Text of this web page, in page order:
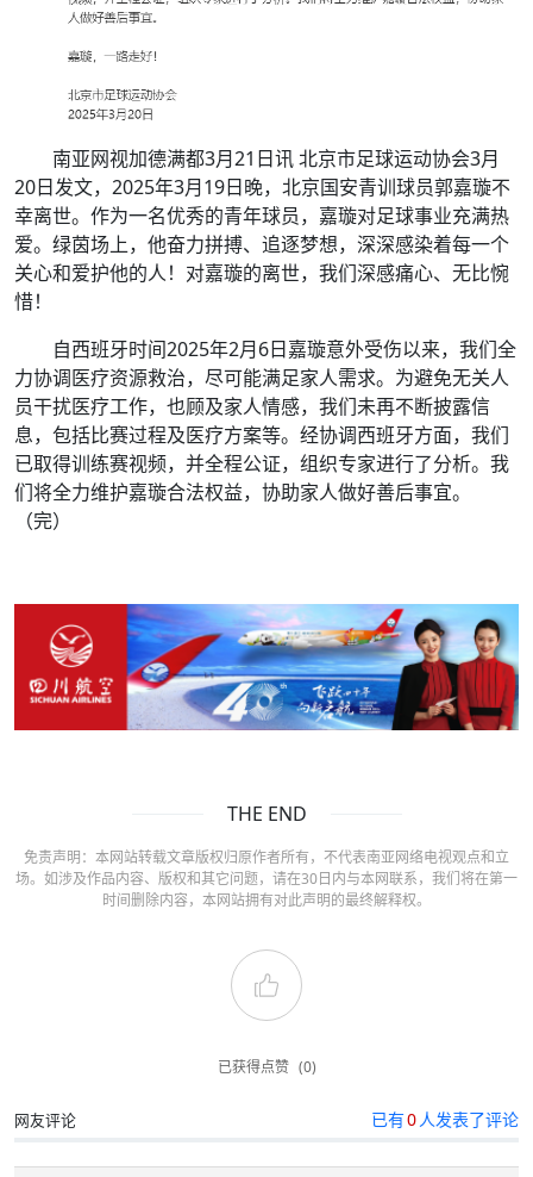
南亚网视加德满都3月21日讯 北京市足球运动协会3月
20日发文，2025年3月19日晚，北京国安青训球员郭嘉璇不
幸离世。作为一名优秀的青年球员，嘉璇对足球事业充满热
爱。绿茵场上，他奋力拼搏、追逐梦想，深深感染着每一个
关心和爱护他的人！对嘉璇的离世，我们深感痛心、无比惋
惜！
自西班牙时间2025年2月6日嘉璇意外受伤以来，我们全
力协调医疗资源救治，尽可能满足家人需求。为避免无关人
员干扰医疗工作，也顾及家人情感，我们未再不断披露信
息，包括比赛过程及医疗方案等。经协调西班牙方面，我们
已取得训练赛视频，并全程公证，组织专家进行了分析。我
们将全力维护嘉璇合法权益，协助家人做好善后事宜。
（完）
THE END
免责声明：本网站转载文章版权归原作者所有，不代表南亚网络电视观点和立
场。如涉及作品内容、版权和其它问题，请在30日内与本网联系，我们将在第一
时间删除内容，本网站拥有对此声明的最终解释权。
已获得点赞 (0)
网友评论 已有0人发表了评论